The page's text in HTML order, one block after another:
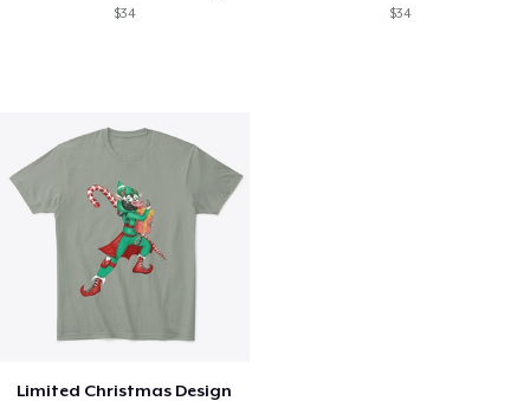
$34 $34
Limited Christmas Design